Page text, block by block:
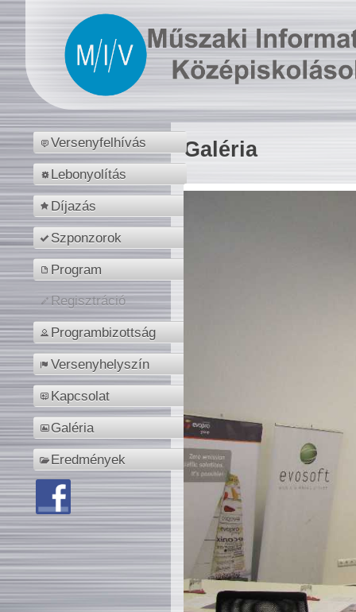
Versenyfelhívás
Lebonyolítás
Díjazás
Szponzorok
Program
Regisztráció
Programbizottság
Versenyhelyszín
Kapcsolat
Galéria
Eredmények
Galéria